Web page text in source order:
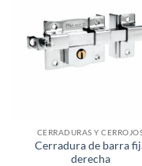
CERRADURAS Y
Cerradura de barra
derecha